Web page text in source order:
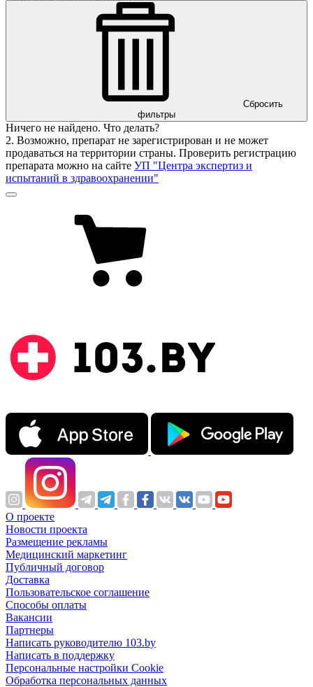
Сбросить
фильтры
Ничего не найдено. Что делать?
2. Возможно, препарат не зарегистрирован и не может
продаваться на территории страны. Проверить регистрацию
препарата можно на сайте УП "Центра экспертиз и
испытаний в здравоохранении"
О проекте
Новости проекта
Размещение рекламы
Медицинский маркетинг
Публичный договор
Доставка
Пользовательское соглашение
Способы оплаты
Вакансии
Партнеры
Написать руководителю 103.by
Написать в поддержку
Персональные настройки Cookie
Обработка персональных данных